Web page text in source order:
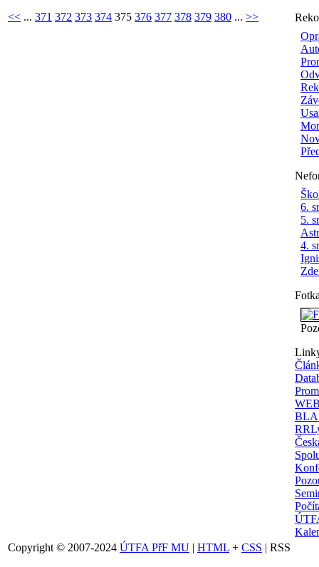
6.
5.
4.
<< ... 371 372 373 374 375 376 377 378 379 380 ... >>
Copyright © 2007-2024 ÚTFA PřF MU | HTML + CSS | RSS